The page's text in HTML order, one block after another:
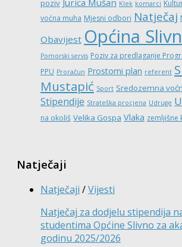
poziv Jurica Mušan Klek komarci
voćna muha Mjesni odbori Natječaj
Obavijest Općina
Pomorski servis Poziv za predlaganje
PPU Proračun Prostorni plan referent
Mustapić Sport Sredozemna
Stipendije Strateška procjena Udruge
na okoliš Velika Gospa Vlaka zemljišne
Natječaji
Natječaji /Vijesti
Natječaj za dodjelu stipendija
studentima Općine Slivno za
godinu 2025/2026